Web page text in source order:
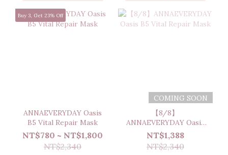
Buy 3, Get 23% Off
ANNAEVERYDAY Oasis
B5 Vital Repair Mask
NT$780 ~ NT$1,800
NT$2,340
COMING SOON
【8/8】
ANNAEVERYDAY Oasis
B5 Vital Repair Mask
NT$1,388
NT$2,340